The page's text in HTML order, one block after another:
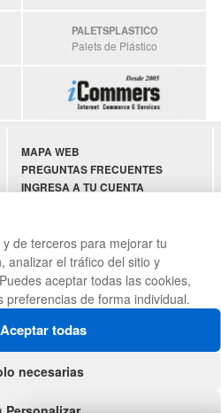
PALETSPLASTICO
Palets de Plástico
MAPA WEB
PREGUNTAS FRECUENTES
INGRESA A TU CUENTA
Todos los derechos reservados
de terceros para mejorar tu
analizar el tráfico del sitio y
aceptar todas las cookies,
preferencias de forma individual.
todas
necesarias